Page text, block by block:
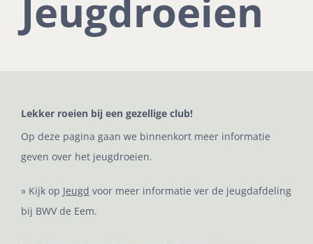
Jeugdroeien
Lekker roeien bij een gezellige club!
Op deze pagina gaan we binnenkort meer informatie
geven over het jeugdroeien.
» Kijk op Jeugd voor meer informatie ver de jeugdafdeling
bij BWV de Eem.